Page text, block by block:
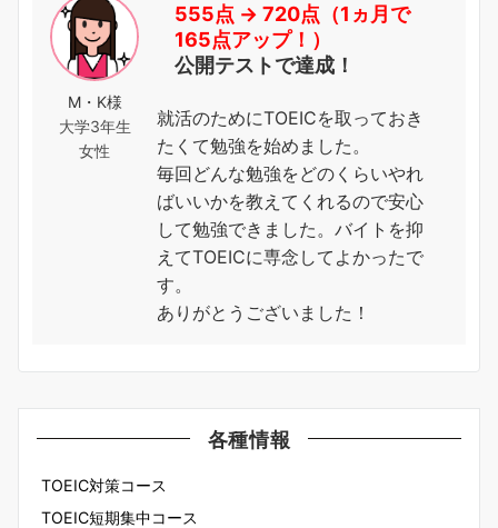
M・K様
大学3年生
女性
555点 → 720点（1ヵ月で
165点アップ！）
公開テストで達成！
就活のためにTOEICを取っておき
たくて勉強を始めました。
毎回どんな勉強をどのくらいやれ
ばいいかを教えてくれるので安心
して勉強できました。バイトを抑
えてTOEICに専念してよかったで
す。
ありがとうございました！
各種情報
TOEIC対策コース
TOEIC短期集中コース